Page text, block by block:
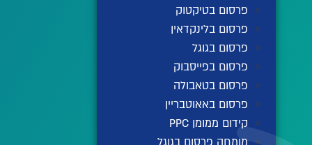
פרסום בטיקטוק
פרסום בלינקדאין
פרסום בגוגל
פרסום בפייסבוק
פרסום בטאבולה
פרסום באאוטבריין
קידום ממומן PPC